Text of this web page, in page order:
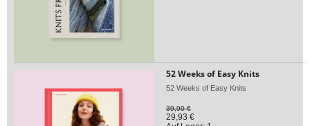
52 Weeks of Easy Knits
52 Weeks of Easy Knits
39,90 €
29,93 €